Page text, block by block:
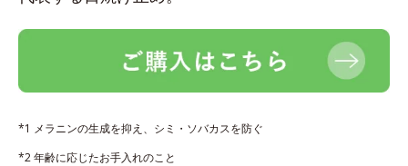
*1 メラニンの生成を抑え、シミ・ソバカスを防ぐ
*2 年齢に応じたお手入れのこと